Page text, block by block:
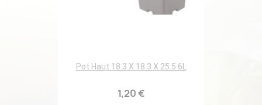
Pot Haut 18.3 X 18.3 X 25.5 6L
1,20 €